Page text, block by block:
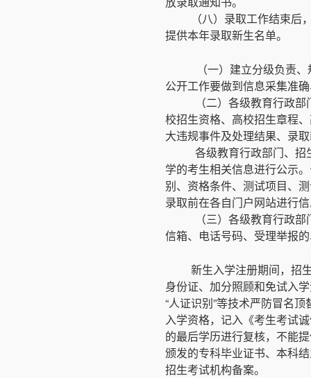
（八）录取工作结束
提供本年录取新生名单。
（一）建立分级负责
公开工作要做到信息采集准
（二）各级教育行政
校招生资格、高校招生章程
大违规事件及处理结果、录
各级教育行政部门、
学的考生相关信息进行公示
别、资格条件、测试项目、
录取前在各自门户网站进行
（三）各级教育行政
信箱、电话号码、受理举报
新生入学注册期间，招
身份证、加分照顾和免试入
“人证识别”等技术严防冒名
入学资格，记入《考生考试
的最后学历进行复核，不能
颁发的专科毕业证书、本科
招生考试机构备案。